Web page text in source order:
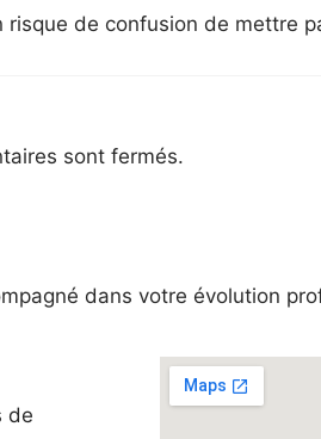
risque de confusion de mettre
sont fermés.
dans votre évolution
de